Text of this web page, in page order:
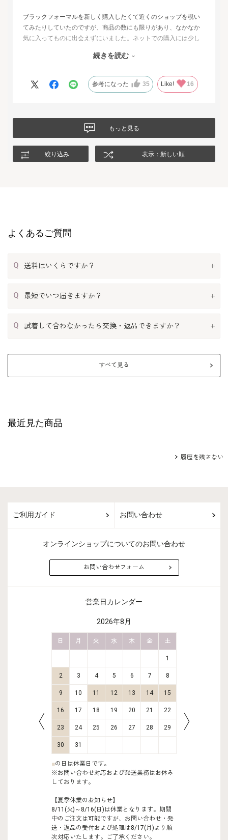
ブラックフォーマルを新しく購入したくて近くのショップを覗い
てみたりしていたのですが、商品の数にも限りがあり、なかなか
気に入ってものに出会えずにいました。ネットでの購入には少し
することが出来ました。最初に注文したものはイメージと違って
は、生地もデザインも大満足、これから長く自信をもって着用し
続きを読む
参考になった 35 Like! 16
もっと見る
絞り込み 表示：新しい順
よくあるご質問
Q 送料はいくらですか？
Q 最短でいつ届きますか？
Q 試着して合わなかったら交換・返品できますか？
すべて見る
最近見た商品
履歴を残さない
ご利用ガイド お問い合わせ
オンラインショップについてのお問い合わせ
お問い合わせフォーム
営業日カレンダー
2026年8月
日 月 火 水 木 金 土
1
2 3 4 5 6 7 8
9 10 11 12 13 14 15
16 17 18 19 20 21 22
23 24 25 26 27 28 29
30 31
■の日は休業日です。
※お問い合わせ対応および発送業務はお休み
しております。
【夏季休業のお知らせ】
8/11(火)～8/16(日)は休業となります。期間
中のご注文は可能ですが、お問い合わせ・発
送・返品の受付および処理は8/17(月)より順
次対応いたします。ご了承ください。